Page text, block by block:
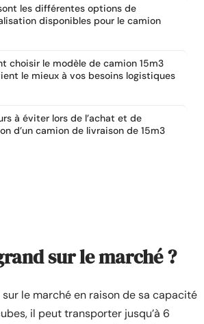
les différentes options de
disponibles pour le camion
choisir le modèle de camion 15m3
le mieux à vos besoins logistiques
à éviter lors de l’achat et de
d’un camion de livraison de 15m3
sur le marché ?
le marché en raison de sa capacité
il peut transporter jusqu’à 6